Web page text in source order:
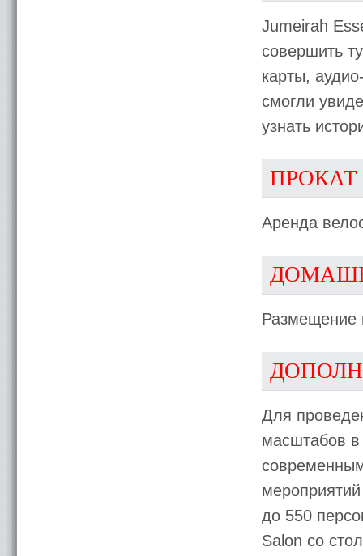
Jumeirah
совершить
карты,
смогли
узнать
ПРОКАТ
Аренда
Размещение
Для
масштабов в
до 550
Salon со